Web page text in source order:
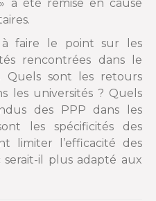
a été remise en cause
faire le point sur les
rencontrées dans le
Quels sont les retours
les universités ? Quels
des PPP dans les
les spécificités des
limiter l’efficacité des
il plus adapté aux